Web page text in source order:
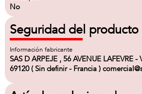
No
Seguridad del producto
Información fabricante
SAS D ARPEJE , 56 AVENUE LAFEVRE -
69120 ( Sin definir - Francia )